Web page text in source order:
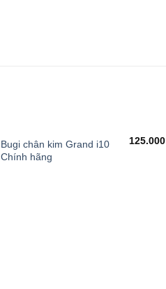
Bugi chân kim Grand i10
Chính hãng
125.000